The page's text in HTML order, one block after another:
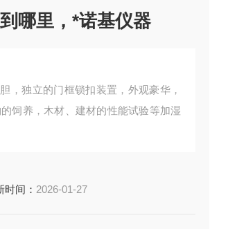
哪里，*诺基仪器
，独立的门框锁扣装置，外观豪华，
饲养，木材、建材的性能试验等加湿
时间： 2026-01-27